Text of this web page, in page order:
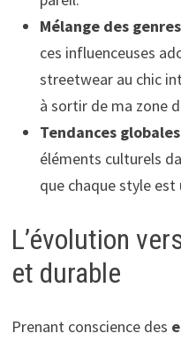
Mélange des
ces influenceuses
streetwear au chic
à sortir de ma zone
Tendances
éléments culturels
que chaque style
L’évolution
et durable
Prenant conscience des